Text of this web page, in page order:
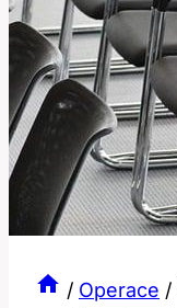
/ Operace /